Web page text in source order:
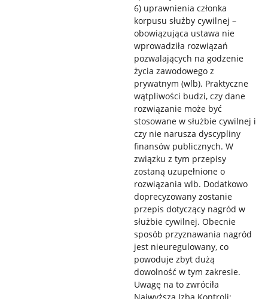
6) uprawnienia członka
korpusu służby cywilnej –
obowiązująca ustawa nie
wprowadziła rozwiązań
pozwalających na godzenie
życia zawodowego z
prywatnym (wlb). Praktyczne
wątpliwości budzi, czy dane
rozwiązanie może być
stosowane w służbie cywilnej i
czy nie narusza dyscypliny
finansów publicznych. W
związku z tym przepisy
zostaną uzupełnione o
rozwiązania wlb. Dodatkowo
doprecyzowany zostanie
przepis dotyczący nagród w
służbie cywilnej. Obecnie
sposób przyznawania nagród
jest nieuregulowany, co
powoduje zbyt dużą
dowolność w tym zakresie.
Uwagę na to zwróciła